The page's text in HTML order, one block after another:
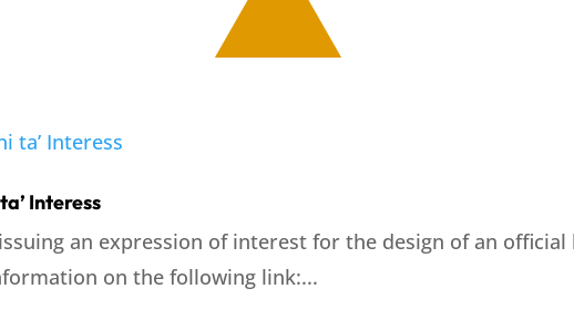
Interess
an expression of interest for the design of an
on the following link:...